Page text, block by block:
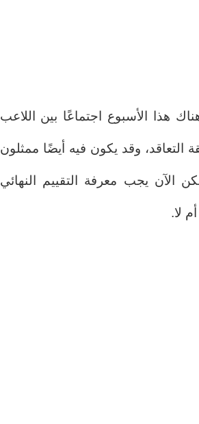
هذا الأسبوع اجتماعًا بين اللاعب
وقد يكون فيه أيضًا ممثلون
الآن يجب معرفة التقييم النهائي
لا.